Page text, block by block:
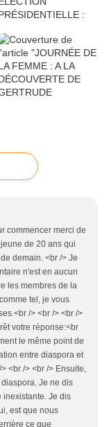
commencer merci de
de 20 ans qui
demain. <br /> Je
n'est en aucun
les membres de la
tel, je vous
/> <br /> <br />
votre réponse:<br
le même point de
entre diaspora et
<br /> <br /> Ensuite,
Je ne dis
inexistante. Je dis
est que nous
ce que